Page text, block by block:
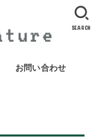
お問い合わせ
SEARCH